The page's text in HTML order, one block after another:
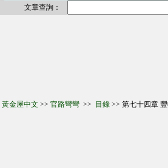
文章查詢：
黃金屋中文 >> 官路彎彎 >> 目錄 >> 第七十四章